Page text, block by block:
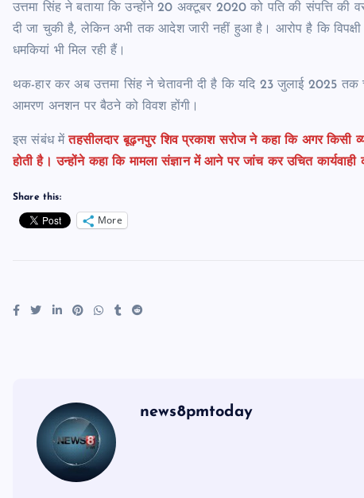
उत्तमा सिंह ने बताया कि उन्होंने 20 अक्टूबर 2020 को पति की संपत्ति
दी जा चुकी है, लेकिन अभी तक आदेश जारी नहीं हुआ है। आरोप है कि
धमकियां भी मिल रही हैं।
थक-हार कर अब उत्तमा सिंह ने चेतावनी दी है कि यदि 23 जुलाई 2025 तक
आमरण अनशन पर बैठने को विवश होंगी।
इस संबंध मेंतहसीलदार बूढ़नपुर शिव प्रकाश सरोज ने कहा कि अगर किसी
होती है। उन्होंने कहा कि मामला संज्ञान में आने पर जांच कर उचित कार्यवाही
Share this:
More
news8pmtoday